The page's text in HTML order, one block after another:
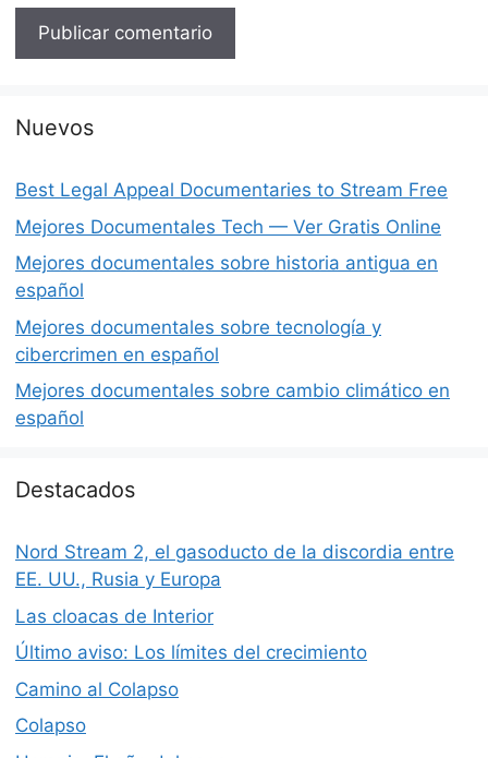
Nuevos
Best Legal Appeal Documentaries to Stream Free
Mejores Documentales Tech — Ver Gratis Online
Mejores documentales sobre historia antigua en
español
Mejores documentales sobre tecnología y
cibercrimen en español
Mejores documentales sobre cambio climático en
español
Destacados
Nord Stream 2, el gasoducto de la discordia entre
EE. UU., Rusia y Europa
Las cloacas de Interior
Último aviso: Los límites del crecimiento
Camino al Colapso
Colapso